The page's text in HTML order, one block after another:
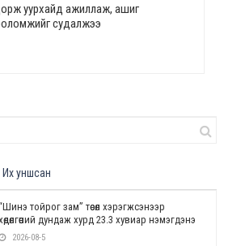
уурхайд ажиллаж, ашиг
судалжээ
Их уншсан
тойрог зам” төсөл хэрэгжсэнээр
дундаж хурд 23.3 хувиар нэмэгдэнэ
2026-08-5